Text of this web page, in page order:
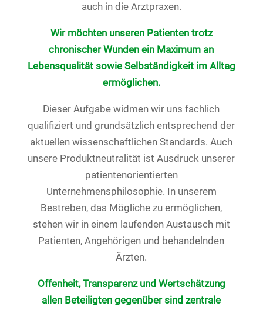
auch in die Arztpraxen.
Wir möchten unseren Patienten trotz
chronischer Wunden ein Maximum an
Lebensqualität sowie Selbständigkeit im Alltag
ermöglichen.
Dieser Aufgabe widmen wir uns fachlich
qualifiziert und grundsätzlich entsprechend der
aktuellen wissenschaftlichen Standards. Auch
unsere Produktneutralität ist Ausdruck unserer
patientenorientierten
Unternehmensphilosophie. In unserem
Bestreben, das Mögliche zu ermöglichen,
stehen wir in einem laufenden Austausch mit
Patienten, Angehörigen und behandelnden
Ärzten.
Offenheit, Transparenz und Wertschätzung
allen Beteiligten gegenüber sind zentrale